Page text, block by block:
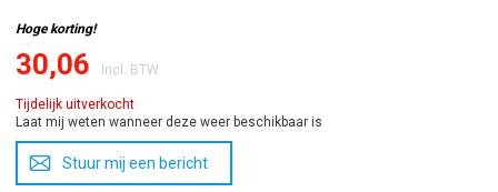
Hoge korting!
30,06 Incl. BTW
Tijdelijk uitverkocht
Laat mij weten wanneer deze weer beschikbaar is
Stuur mij een bericht